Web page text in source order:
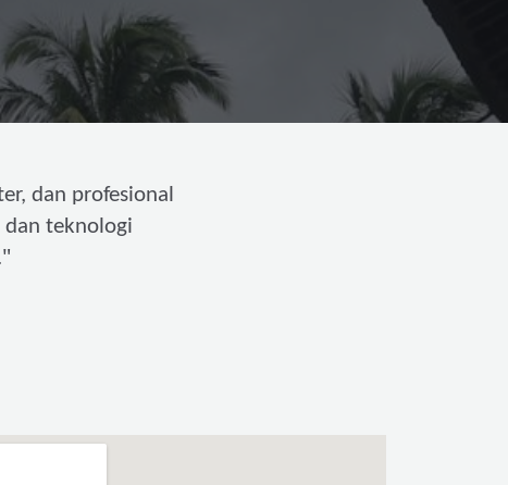
dan profesional
dan teknologi
"